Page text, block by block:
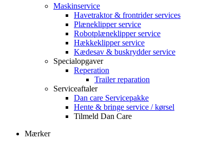
Maskinservice
Havetraktor & frontrider services
Plæneklipper service
Robotplæneklipper service
Hækkeklipper service
Kædesav & buskrydder service
Specialopgaver
Reperation
Trailer reparation
Serviceaftaler
Dan care Servicepakke
Hente & bringe service / kørsel
Tilmeld Dan Care
Mærker